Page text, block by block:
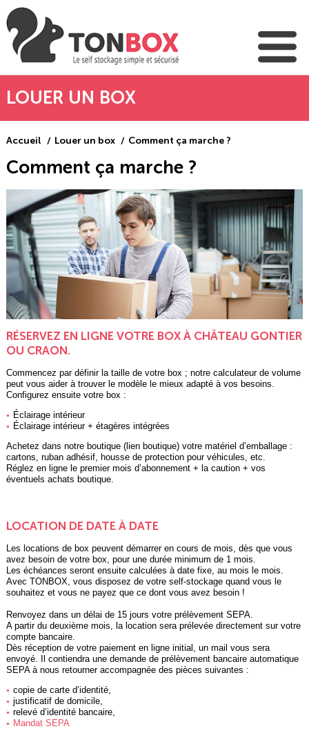
LOUER UN BOX
Accueil Louer un box Comment ça marche ?
Comment ça marche ?
RÉSERVEZ EN LIGNE VOTRE BOX À CHÂTEAU GONTIER
OU CRAON.
Commencez par définir la taille de votre box ; notre calculateur de volume
peut vous aider à trouver le modèle le mieux adapté à vos besoins.
Configurez ensuite votre box :
Éclairage intérieur
Éclairage intérieur + étagères intégrées
Achetez dans notre boutique (lien boutique) votre matériel d’emballage :
cartons, ruban adhésif, housse de protection pour véhicules, etc.
Réglez en ligne le premier mois d’abonnement + la caution + vos
éventuels achats boutique.
LOCATION DE DATE À DATE
Les locations de box peuvent démarrer en cours de mois, dès que vous
avez besoin de votre box, pour une durée minimum de 1 mois.
Les échéances seront ensuite calculées à date fixe, au mois le mois.
Avec TONBOX, vous disposez de votre self-stockage quand vous le
souhaitez et vous ne payez que ce dont vous avez besoin !
Renvoyez dans un délai de 15 jours votre prélèvement SEPA.
A partir du deuxième mois, la location sera prélevée directement sur votre
compte bancaire.
Dès réception de votre paiement en ligne initial, un mail vous sera
envoyé. Il contiendra une demande de prélèvement bancaire automatique
SEPA à nous retourner accompagnée des pièces suivantes :
copie de carte d’identité,
justificatif de domicile,
relevé d’identité bancaire,
Mandat SEPA